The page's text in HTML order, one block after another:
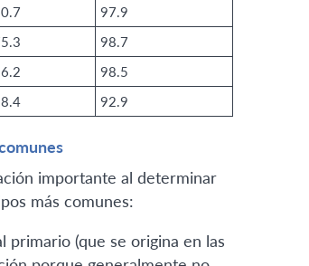
97.9
98.7
98.5
92.9
importante al determinar
más comunes:
(que se origina en las